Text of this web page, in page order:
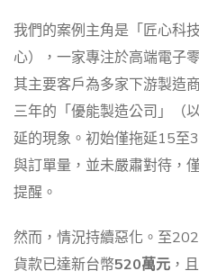
我們的案例主角是「匠心科
心），一家專注於高端電子
其主要客戶為多家下游製造
三年的「優能製造公司」（
延的現象。初始僅拖延15至
與訂單量，並未嚴肅對待，
提醒。
然而，情況持續惡化。至
貨款已達新台幣520萬元 ，